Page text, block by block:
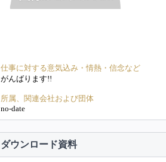
仕事に対する意気込み・情熱・信念など
がんばります!!
所属、関連会社および団体
no-date
ダウンロード資料